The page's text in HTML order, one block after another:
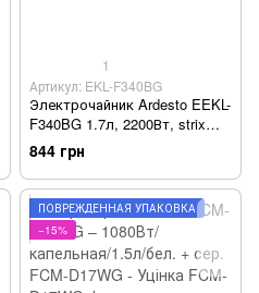
1
Артикул: EKL-F340BG
Электрочайник Ardesto EEKL-
F340BG 1.7л, 2200Вт, strix
контроль, нерж. сталь,
бежевый EKL-F340BG - Уцінка
844 грн
ПОВРЕЖДЁННАЯ УПАКОВКА
−15%